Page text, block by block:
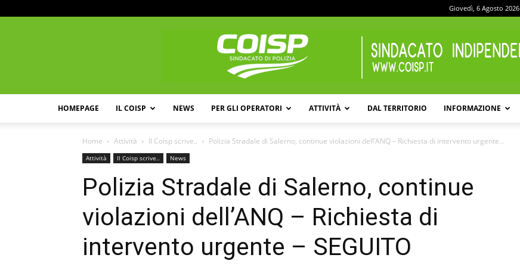
Giovedì, 6 Agosto 2026
HOMEPAGE IL COISP NEWS PER GLI OPERATORI ATTIVITÀ DAL TERRITORIO INFORMAZIONE
Home Attività Il Coisp scrive.. Polizia Stradale di Salerno, continue violazioni dell’ANQ – Richiesta di intervento urgente...
Attività Il Coisp scrive.. News
Polizia Stradale di Salerno, continue
violazioni dell’ANQ – Richiesta di
intervento urgente – SEGUITO